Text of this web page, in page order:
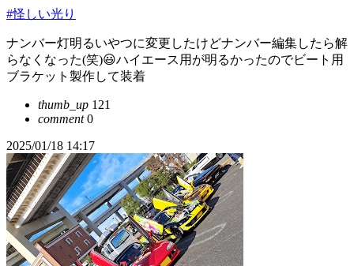
#怪しい光り
ナンバー灯明るいやつに変更したけどナンバー編集したら解
らなくなった(笑)😃ハイエース用が明るかったのでビート用
ブラケット製作して装着
thumb_up 121
comment0
2025/01/18 14:17